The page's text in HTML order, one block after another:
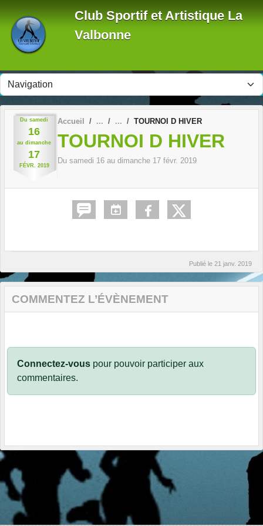
Club Sportif et Artistique La
Valbonne
Du samedi
16
au dimanche
17
FÉVR. 2019
Accueil TOURNOI D HIVER
TOURNOI D HIVER
Du samedi 16 au dimanche 17 févr. 2019
Publié le 21 janv. 2019
COMMENTEZ L’ÉVÈNEMENT
Connectez-vous pour pouvoir participer aux
commentaires.